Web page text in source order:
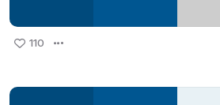
110